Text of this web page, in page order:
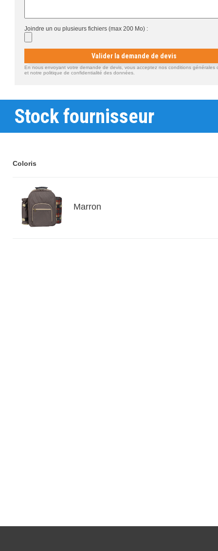
Joindre un ou plusieurs fichiers (max 200 Mo) :
Valider la demande de devis
En nous envoyant votre demande de devis, vous acceptez nos conditions générales
et notre politique de confidentialité des données.
Stock fournisseur
Coloris
Marron